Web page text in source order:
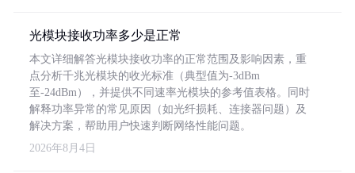
光模块接收功率多少是正常
本文详细解答光模块接收功率的正常范围及影响因素，重
点分析千兆光模块的收光标准（典型值为-3dBm
至-24dBm），并提供不同速率光模块的参考值表格。同时
解释功率异常的常见原因（如光纤损耗、连接器问题）及
解决方案，帮助用户快速判断网络性能问题。
2026年8月4日